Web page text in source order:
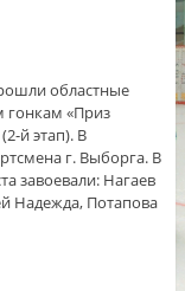
областные
гонкам «Приз
й этап). В
г. Выборга. В
завоевали: Нагаев
Надежда, Потапова